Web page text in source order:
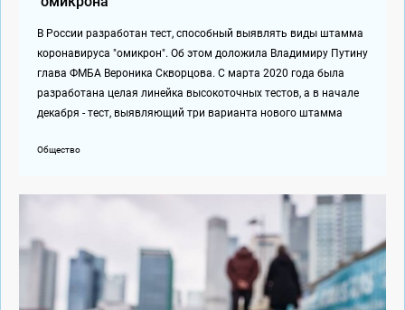
В России разработан тест, способный выявлять виды штамма
коронавируса "омикрон". Об этом доложила Владимиру Путину
глава ФМБА Вероника Скворцова. С марта 2020 года была
разработана целая линейка высокоточных тестов, а в начале
декабря - тест, выявляющий три варианта нового штамма
Общество